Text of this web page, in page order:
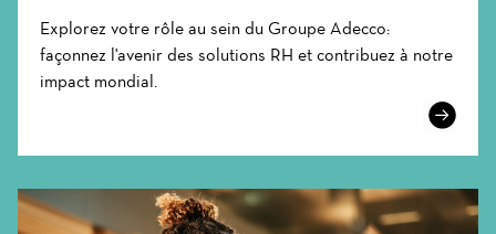
Explorez votre rôle au sein du Groupe Adecco:
façonnez l'avenir des solutions RH et contribuez à notre
impact mondial.
Learn